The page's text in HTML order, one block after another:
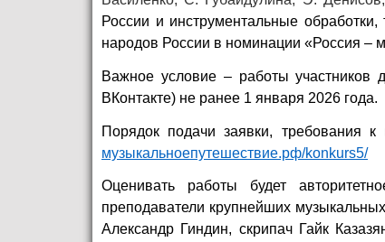
России и инструментальные
народов России в номинации «Россия –
Важное условие – работы
ВКонтакте) не ранее 1 января 2026 года.
Порядок подачи заявки, требования
музыкальноепутешествие.рф/konkurs5/
Оценивать работы будет
преподаватели крупнейших
Александр Гиндин, скрипач Гайк